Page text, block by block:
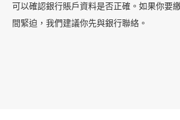
可以確認銀行賬戶資料是否正確。如果你要
間緊迫，我們建議你先與銀行聯絡。